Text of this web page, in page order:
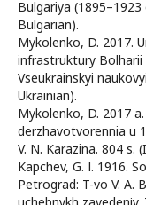
Bulgariya (1895–1923
Bulgarian).
Mykolenko, D. 2017.
infrastruktury Bolharii
Vseukrainskyi
Ukrainian).
Mykolenko, D. 2017
derzhavotvorennia u
V. N. Karazina. 804 s.
Kapchev, G. І. 1916.
Petrograd: T-vo V. A.